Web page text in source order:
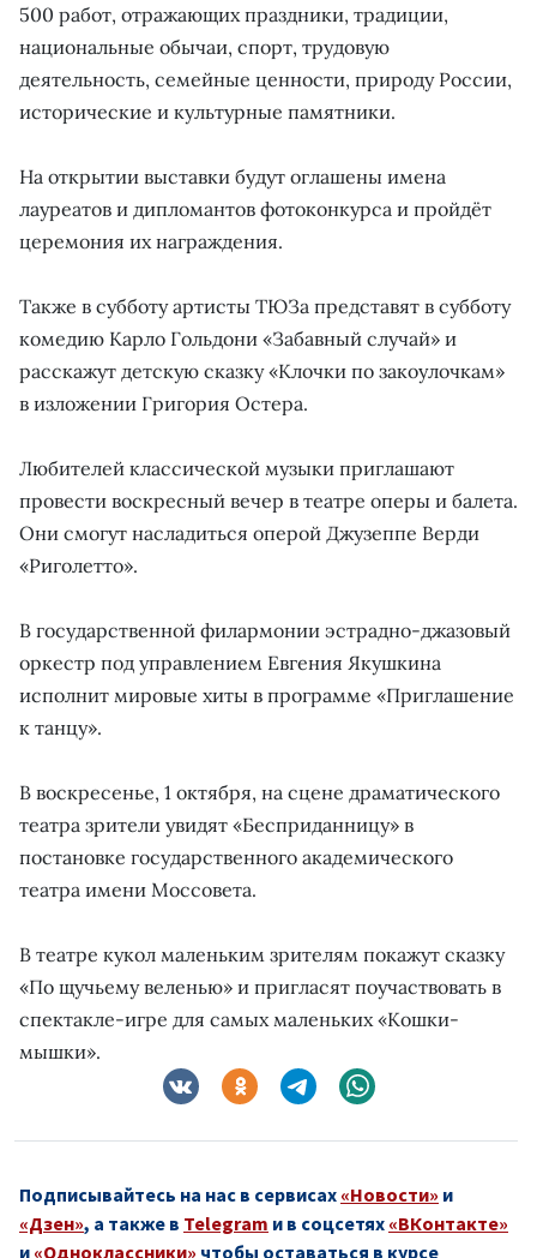
500 работ, отражающих праздники, традиции,
национальные обычаи, спорт, трудовую
деятельность, семейные ценности, природу России,
исторические и культурные памятники.
На открытии выставки будут оглашены имена
лауреатов и дипломантов фотоконкурса и пройдёт
церемония их награждения.
Также в субботу артисты ТЮЗа представят в субботу
комедию Карло Гольдони «Забавный случай» и
расскажут детскую сказку «Клочки по закоулочкам»
в изложении Григория Остера.
Любителей классической музыки приглашают
провести воскресный вечер в театре оперы и балета.
Они смогут насладиться оперой Джузеппе Верди
«Риголетто».
В государственной филармонии эстрадно-джазовый
оркестр под управлением Евгения Якушкина
исполнит мировые хиты в программе «Приглашение
к танцу».
В воскресенье, 1 октября, на сцене драматического
театра зрители увидят «Бесприданницу» в
постановке государственного академического
театра имени Моссовета.
В театре кукол маленьким зрителям покажут сказку
«По щучьему веленью» и пригласят поучаствовать в
спектакле-игре для самых маленьких «Кошки-
мышки».
Подписывайтесь на нас в сервисах «Новости» и
«Дзен», а также в Telegram и в соцсетях «ВКонтакте»
и «Одноклассники» чтобы оставаться в курсе